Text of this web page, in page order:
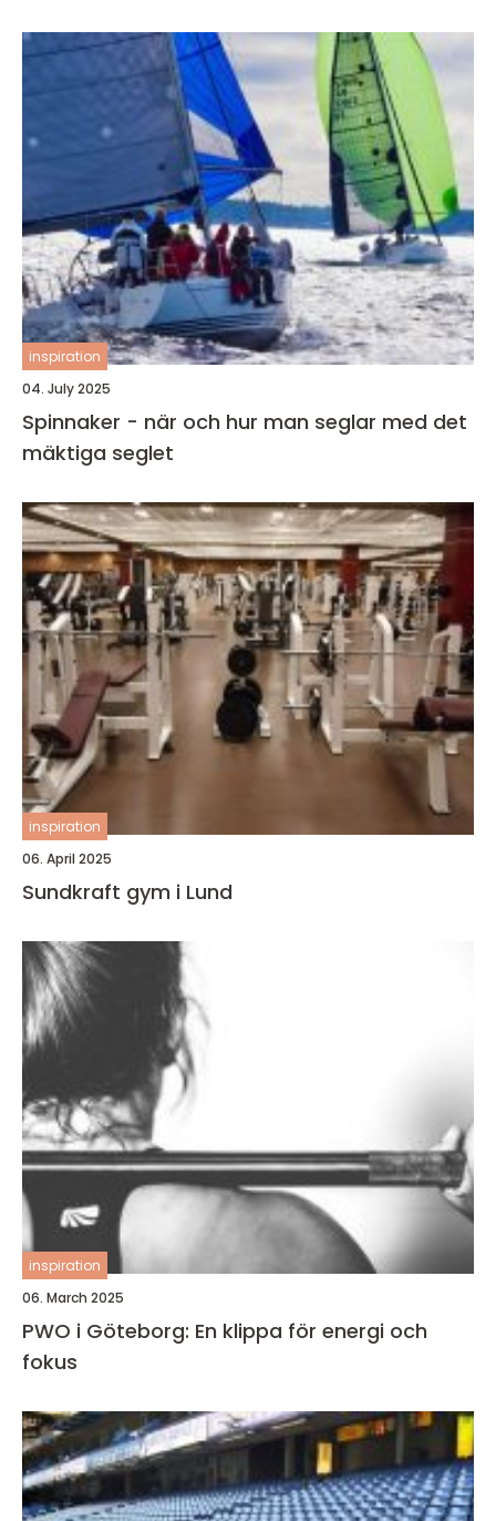
inspiration
04. July 2025
Spinnaker - när och hur man seglar med det
mäktiga seglet
inspiration
06. April 2025
Sundkraft gym i Lund
inspiration
06. March 2025
PWO i Göteborg: En klippa för energi och
fokus